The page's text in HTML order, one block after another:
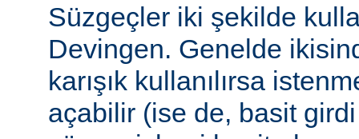
Süzgeçler iki şekilde
Devingen. Genelde
karışık kullanılırsa
açabilir (ise de, basit girdi